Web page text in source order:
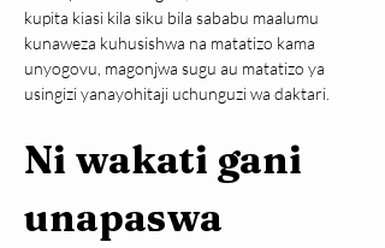
kupita kiasi kila siku bila sababu maalumu
kunaweza kuhusishwa na matatizo kama
unyogovu, magonjwa sugu au matatizo ya
usingizi yanayohitaji uchunguzi wa daktari.
Ni wakati gani
unapaswa